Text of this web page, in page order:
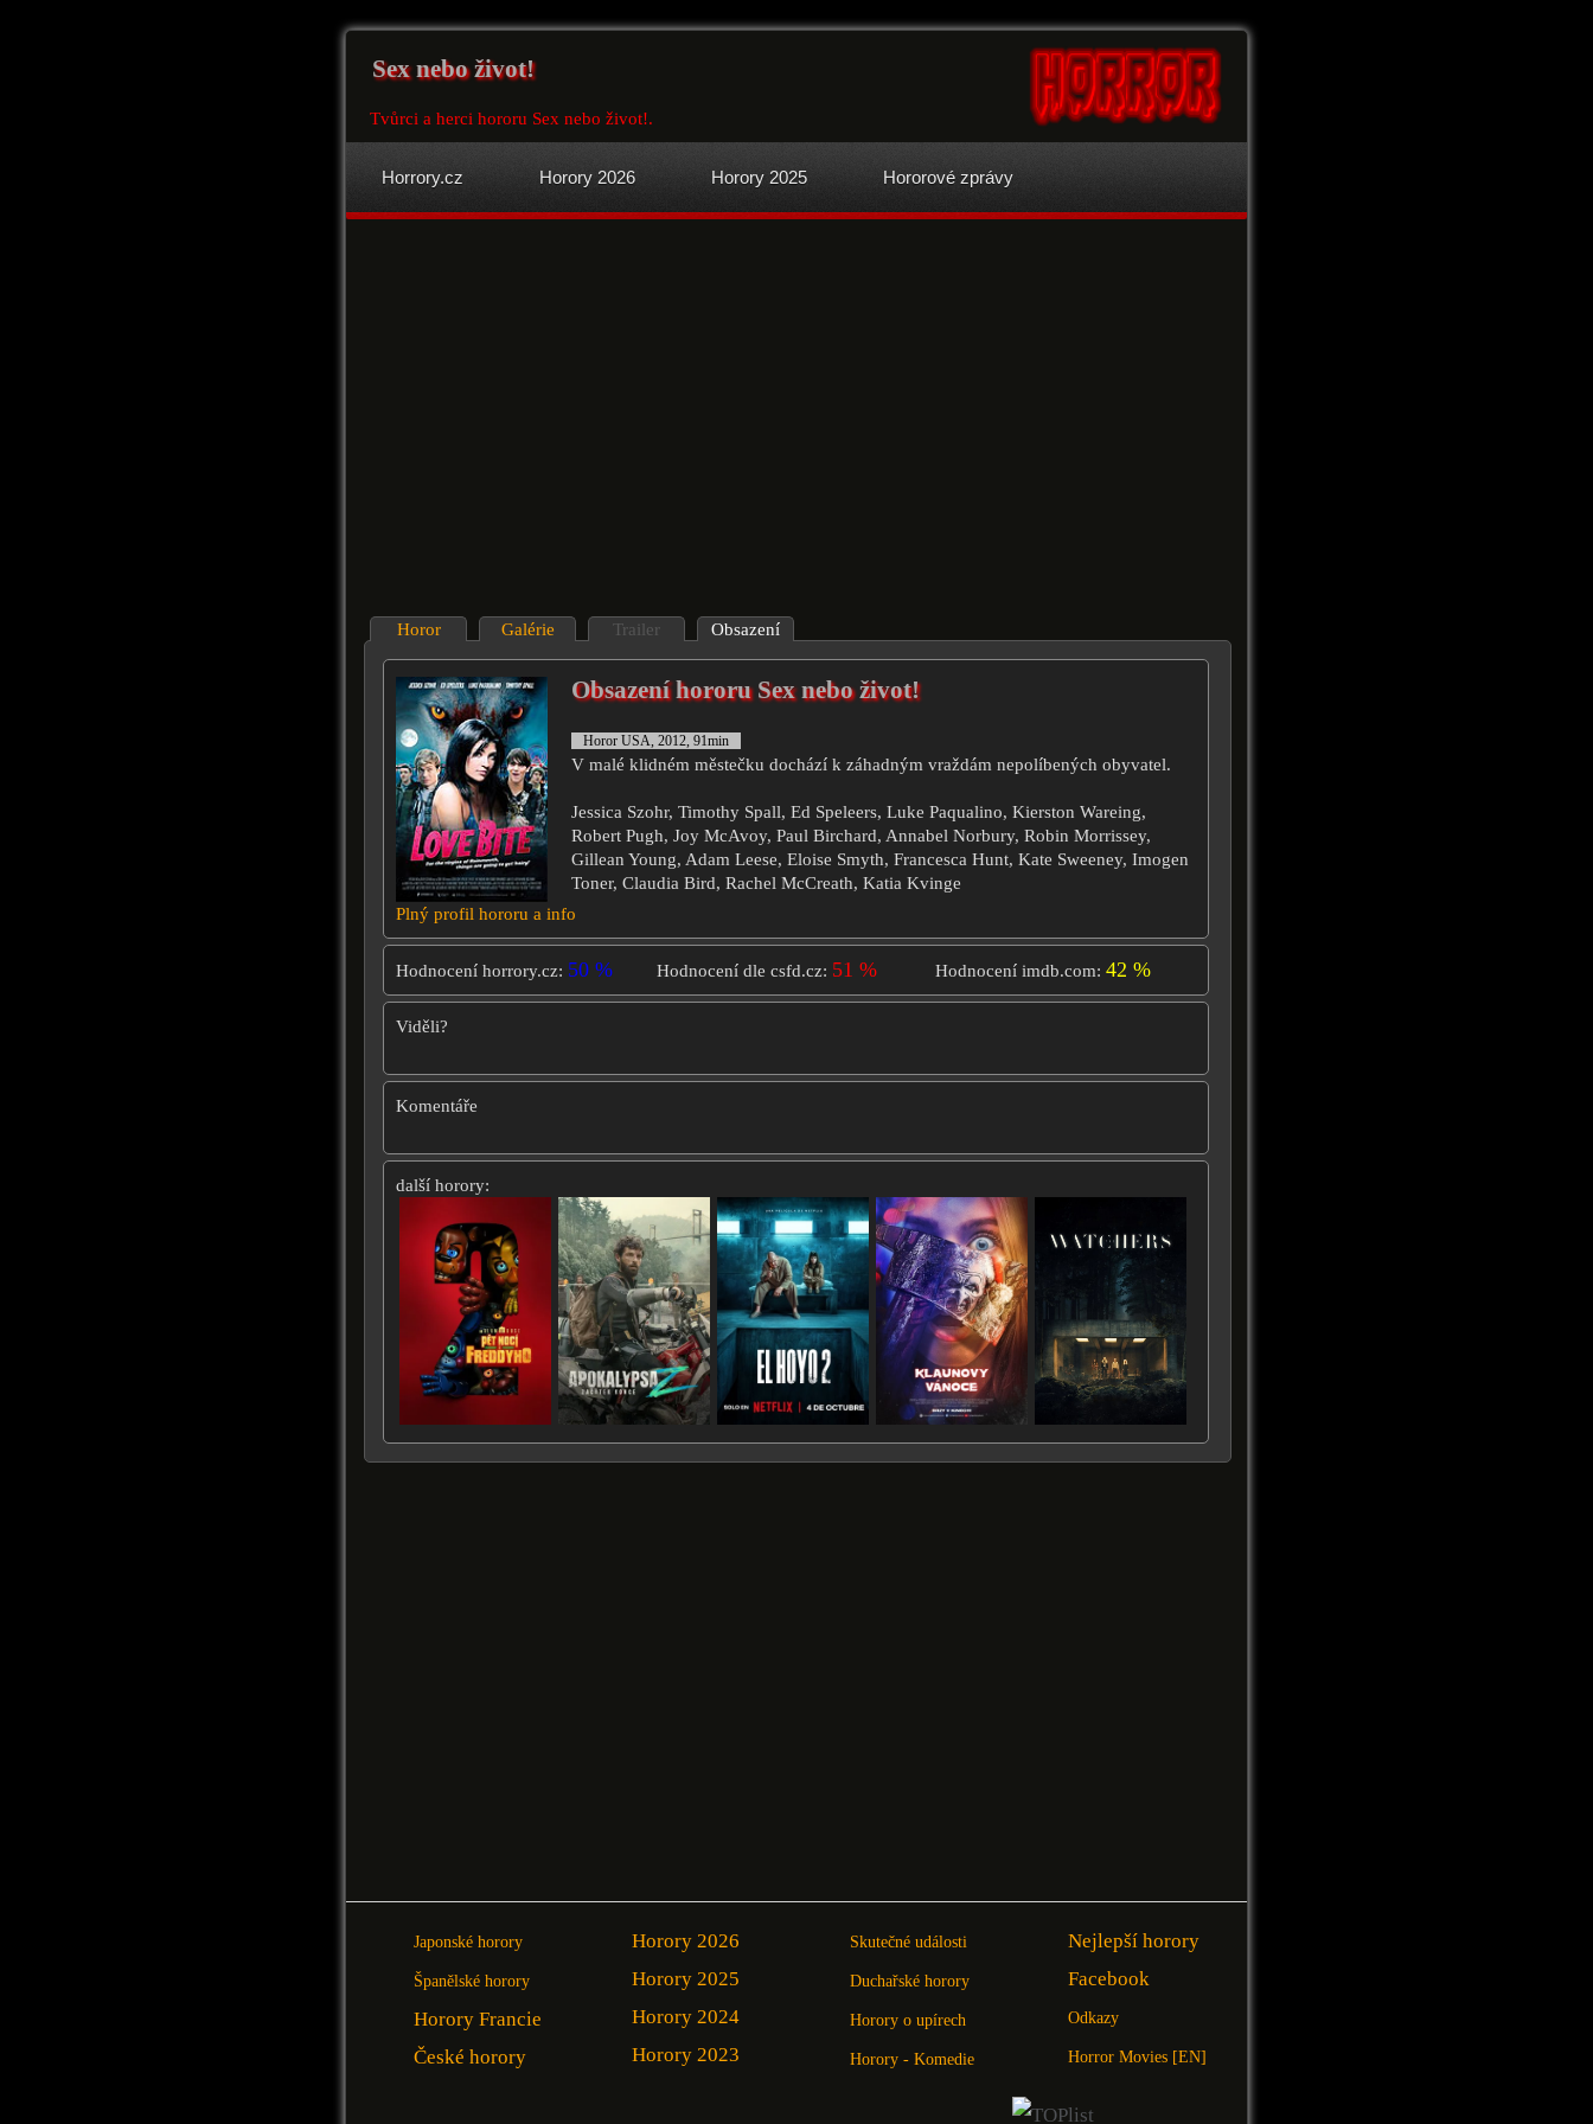
Sex nebo život!
Tvůrci a herci hororu Sex nebo život!.
Horrory.cz Horory 2026 Horory 2025 Hororové zprávy
Horor Galérie Trailer Obsazení
Obsazení hororu Sex nebo život!
Horor USA, 2012, 91min
V malé klidném městečku dochází k záhadným vraždám nepolíbených obyvatel.
Jessica Szohr, Timothy Spall, Ed Speleers, Luke Paqualino, Kierston Wareing,
Robert Pugh, Joy McAvoy, Paul Birchard, Annabel Norbury, Robin Morrissey,
Gillean Young, Adam Leese, Eloise Smyth, Francesca Hunt, Kate Sweeney, Imogen
Toner, Claudia Bird, Rachel McCreath, Katia Kvinge
Plný profil hororu a info
Hodnocení horrory.cz: 50 % Hodnocení dle csfd.cz: 51 % Hodnocení imdb.com: 42 %
Viděli?
Komentáře
další horory:
Japonské horory
Španělské horory
Horory Francie
České horory
Horory 2026
Horory 2025
Horory 2024
Horory 2023
Skutečné události
Duchařské horory
Horory o upírech
Horory - Komedie
Nejlepší horory
Facebook
Odkazy
Horror Movies [EN]